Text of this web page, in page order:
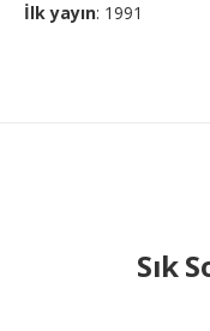
İlk yayın: 1991
Sık